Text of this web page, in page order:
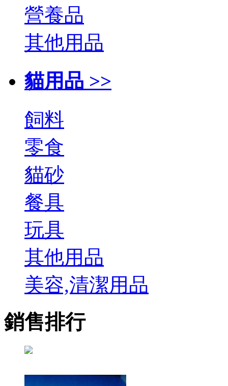
營養品
其他用品
貓用品 >>
飼料
零食
貓砂
餐具
玩具
其他用品
美容,清潔用品
銷售排行